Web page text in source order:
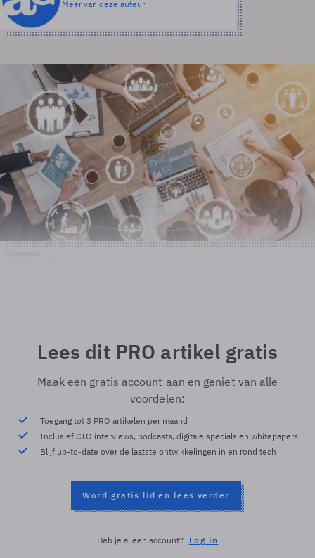
Meer van deze auteur
Lees dit PRO artikel gratis
Maak een gratis account aan en geniet van alle
voordelen:
Toegang tot 3 PRO artikelen per maand
Inclusief CTO interviews, podcasts, digitale specials en whitepapers
Blijf up-to-date over de laatste ontwikkelingen in en rond tech
Word gratis lid en lees verder
Heb je al een account? Log in